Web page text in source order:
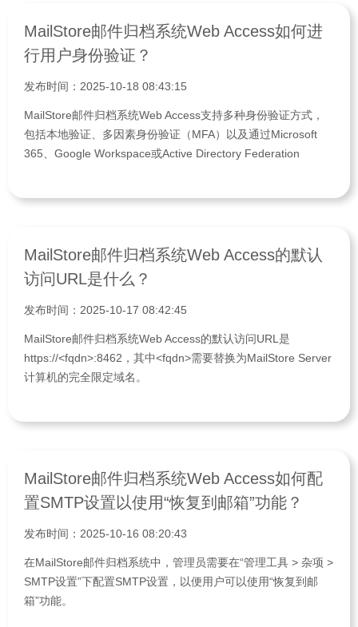
MailStore邮件归档系统Web Access如何进
行用户身份验证？
发布时间：2025-10-18 08:43:15
MailStore邮件归档系统Web Access支持多种身份验证方式，
包括本地验证、多因素身份验证（MFA）以及通过Microsoft
365、Google Workspace或Active Directory Federation
MailStore邮件归档系统Web Access的默认
访问URL是什么？
发布时间：2025-10-17 08:42:45
MailStore邮件归档系统Web Access的默认访问URL是
https://<fqdn>:8462，其中<fqdn>需要替换为MailStore Server
计算机的完全限定域名。
MailStore邮件归档系统Web Access如何配
置SMTP设置以使用“恢复到邮箱”功能？
发布时间：2025-10-16 08:20:43
在MailStore邮件归档系统中，管理员需要在“管理工具 > 杂项 >
SMTP设置”下配置SMTP设置，以便用户可以使用“恢复到邮
箱”功能。